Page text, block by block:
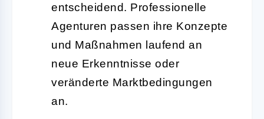
entscheidend. Professionelle
Agenturen passen ihre Konzepte
und Maßnahmen laufend an
neue Erkenntnisse oder
veränderte Marktbedingungen
an.